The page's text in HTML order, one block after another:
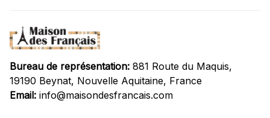
Bureau de représentation: 881 Route du Maquis,
19190 Beynat, Nouvelle Aquitaine, France
Email: info@maisondesfrancais.com